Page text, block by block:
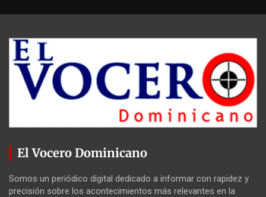
El Vocero Dominicano
Somos un periódico digital dedicado a informar con rapidez y
precisión sobre los acontecimientos más relevantes en la